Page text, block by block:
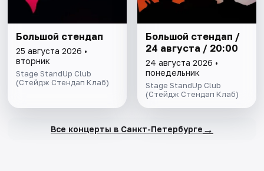
Большой стендап
25 августа 2026 •
вторник
Stage StandUp Club
(Стейдж Стендап Клаб)
Большой стендап /
24 августа / 20:00
24 августа 2026 •
понедельник
Stage StandUp Club
(Стейдж Стендап Клаб)
Все концерты в Санкт-Петербурге →